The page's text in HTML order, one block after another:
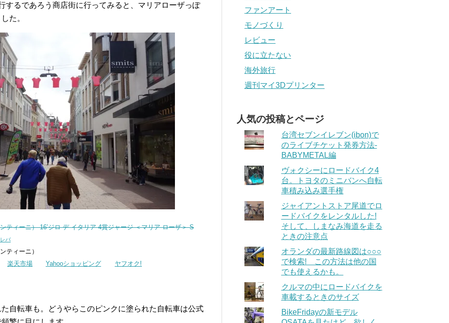
するであろう商店街に行ってみると、マリアローザっぽ
た。
ティーニ） 16’ジロ デ イタリア 4賞ジャージ ＜マリア ローザ＞ S
バ
ティーニ）
楽天市場 Yahooショッピング ヤフオク!
自転車も。どうやらこのピンクに塗られた自転車は公式
ファンアート
モノづくり
レビュー
役に立たない
海外旅行
週刊マイ3Dプリンター
人気の投稿とページ
台湾セブンイレブン(ibon)で
のライブチケット発券方法-
BABYMETAL編
ヴォクシーにロードバイク4
台。トヨタのミニバンへ自転
車積み込み選手権
ジャイアントストア尾道でロ
ードバイクをレンタルした!
そして、しまなみ海道を走る
ときの注意点
オランダの最新路線図は○○○
で検索! この方法は他の国
でも使えるかも。
クルマの中にロードバイクを
車載するときのサイズ
BikeFridayの新モデル